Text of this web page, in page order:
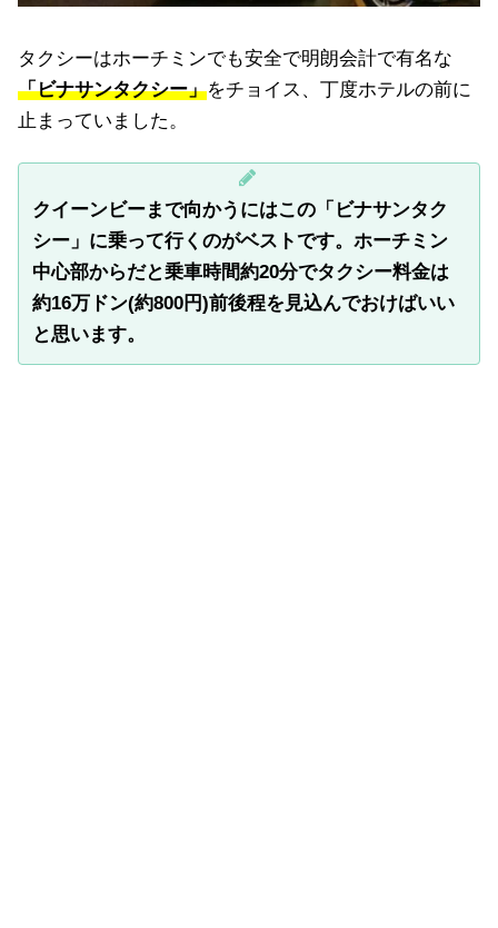
タクシーはホーチミンでも安全で明朗会計で有名な
「ビナサンタクシー」をチョイス、丁度ホテルの前に
止まっていました。
クイーンビーまで向かうにはこの「ビナサンタク
シー」に乗って行くのがベストです。ホーチミン
中心部からだと乗車時間約20分でタクシー料金は
約16万ドン(約800円)前後程を見込んでおけばいい
と思います。